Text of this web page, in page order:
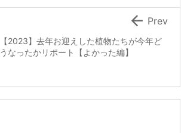
【2023】去年お迎えした植物たちが今年ど
うなったかリポート【よかった編】
 Prev